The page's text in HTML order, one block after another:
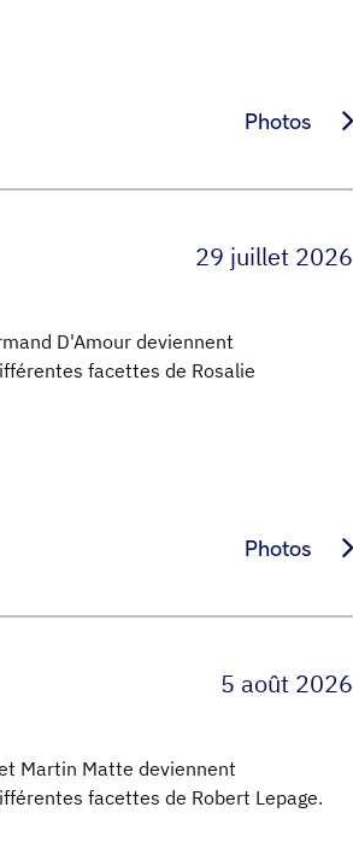
Photos
29 juillet 2026
D'Amour deviennent
facettes de Rosalie
Photos
5 août 2026
Martin Matte deviennent
facettes de Robert Lepage.